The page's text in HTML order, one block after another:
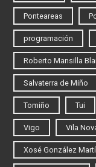
Ponteareas
programación
Roberto Mansilla
Salvaterra de Miño
Tomiño Tui
Vigo Vila
Xosé González